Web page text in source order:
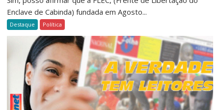
Enclave de Cabinda) fundada em Agosto...
Destaque Política